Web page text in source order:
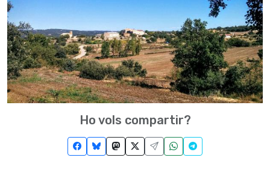
Ho vols compartir?